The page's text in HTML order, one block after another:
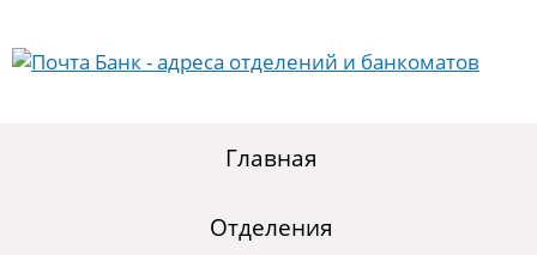
Главная
Отделения